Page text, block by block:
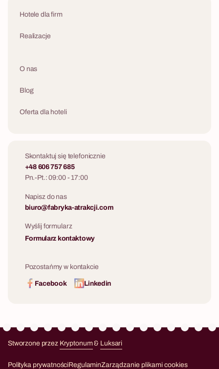
Hotele dla firm
Realizacje
O nas
Blog
Oferta dla hoteli
Skontaktuj się telefonicznie
+48 606 757 685
Pn.-Pt.: 09:00 - 17:00
Napisz do nas
biuro@fabryka-atrakcji.com
Wyślij formularz
Formularz kontaktowy
Pozostańmy w kontakcie
Facebook Linkedin
Stworzone przez Kryptonum& Luksari
Polityka prywatnościRegulaminZarządzanie plikami cookies